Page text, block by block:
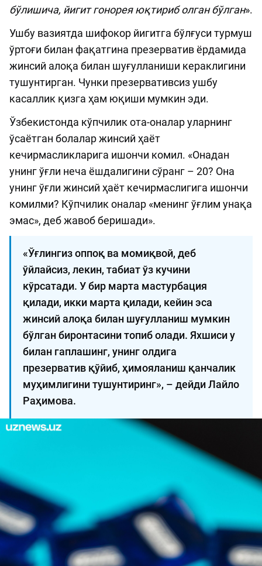
бўлишича, йигит гонорея юқтириб олган бўлган».
Ушбу вазиятда шифокор йигитга бўлғуси турмуш
ўртоғи билан фақатгина презерватив ёрдамида
жинсий алоқа билан шуғулланиши кераклигини
тушунтирган. Чунки презервативсиз ушбу
касаллик қизга ҳам юқиши мумкин эди.
Ўзбекистонда кўпчилик ота-оналар уларнинг
ўсаётган болалар жинсий ҳаёт
кечирмасликларига ишончи комил. «Онадан
унинг ўғли неча ёшдалигини сўранг – 20? Она
унинг ўғли жинсий ҳаёт кечирмаслигига ишончи
комилми? Кўпчилик оналар «менинг ўғлим унақа
эмас», деб жавоб беришади».
«Ўғлингиз оппоқ ва момиқвой, деб
ўйлайсиз, лекин, табиат ўз кучини
кўрсатади. У бир марта мастурбация
қилади, икки марта қилади, кейин эса
жинсий алоқа билан шуғулланиш мумкин
бўлган биронтасини топиб олади. Яхшиси у
билан гаплашинг, унинг олдига
презерватив қўйиб, ҳимояланиш қанчалик
муҳимлигини тушунтиринг», – дейди Лайло
Раҳимова.